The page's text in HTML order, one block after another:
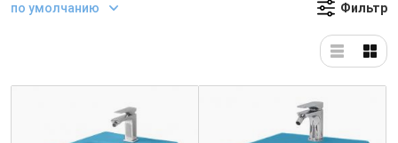
по умолчанию Фильтр